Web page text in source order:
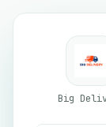
Big